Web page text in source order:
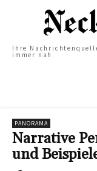
Ihre
immer nah
PANORAMA
Narrative
und